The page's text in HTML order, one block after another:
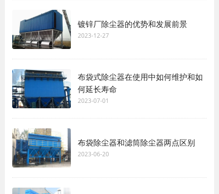
镀锌厂除尘器的优势和发展前景
2023-12-27
布袋式除尘器在使用中如何维护和如
何延长寿命
2023-07-01
布袋除尘器和滤筒除尘器两点区别
2023-06-20